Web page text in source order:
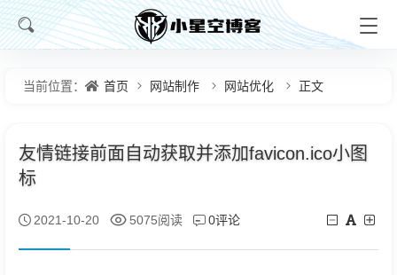
当前位置： 首页 网站制作 网站优化 正文
友情链接前面自动获取并添加favicon.ico小图
标
2021-10-20 5075阅读 0评论